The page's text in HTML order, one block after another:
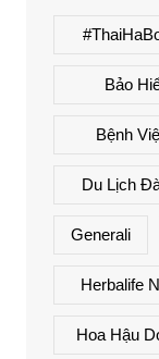
Bảo
Bệnh
Du Lịch
Generali
Herbalife
Hoa Hậu